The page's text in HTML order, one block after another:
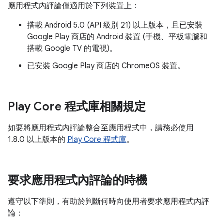
應用程式內評論僅適用於下列裝置上：
搭載 Android 5.0 (API 級別 21) 以上版本，且已安裝
Google Play 商店的 Android 裝置 (手機、平板電腦和
搭載 Google TV 的電視)。
已安裝 Google Play 商店的 ChromeOS 裝置。
Play Core 程式庫相關規定
如要將應用程式內評論整合至應用程式中，請務必使用
1.8.0 以上版本的 Play Core 程式庫。
要求應用程式內評論的時機
遵守以下準則，有助於判斷何時向使用者要求應用程式內評
論：